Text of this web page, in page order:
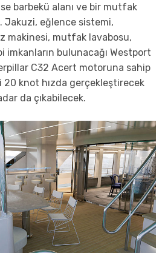
barbekü alanı ve bir mutfak
Jakuzi, eğlence sistemi,
makinesi, mutfak lavabosu,
bulunacağı Westport
C32 Acert motoruna sahip
20 knot hızda gerçekleştirecek
da çıkabilecek.